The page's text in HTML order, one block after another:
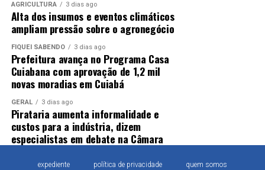
AGRICULTURA 3 dias ago
Alta dos insumos e eventos climáticos
ampliam pressão sobre o agronegócio
FIQUEI SABENDO 3 dias ago
Prefeitura avança no Programa Casa
Cuiabana com aprovação de 1,2 mil
novas moradias em Cuiabá
GERAL 3 dias ago
Pirataria aumenta informalidade e
custos para a indústria, dizem
especialistas em debate na Câmara
expediente política de privacidade quem somos